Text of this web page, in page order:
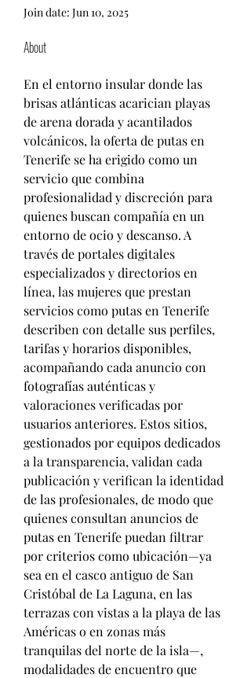
Join date: Jun 10, 2025
About
En el entorno insular donde las
brisas atlánticas acarician playas
de arena dorada y acantilados
volcánicos, la oferta de putas en
Tenerife se ha erigido como un
servicio que combina
profesionalidad y discreción para
quienes buscan compañía en un
entorno de ocio y descanso. A
través de portales digitales
especializados y directorios en
línea, las mujeres que prestan
servicios como putas en Tenerife
describen con detalle sus perfiles,
tarifas y horarios disponibles,
acompañando cada anuncio con
fotografías auténticas y
valoraciones verificadas por
usuarios anteriores. Estos sitios,
gestionados por equipos dedicados
a la transparencia, validan cada
publicación y verifican la identidad
de las profesionales, de modo que
quienes consultan anuncios de
putas en Tenerife puedan filtrar
por criterios como ubicación—ya
sea en el casco antiguo de San
Cristóbal de La Laguna, en las
terrazas con vistas a la playa de las
Américas o en zonas más
tranquilas del norte de la isla—,
modalidades de encuentro que